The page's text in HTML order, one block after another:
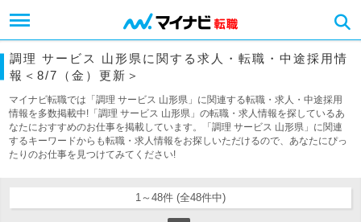
調理 サービス 山形県に関する求人・転職・中途採用情
報＜8/7（金）更新＞
マイナビ転職では「調理 サービス 山形県」に関連する転職・求人・中途採用
情報を多数掲載中!「調理 サービス 山形県」の転職・求人情報を探しているあ
なたにおすすめのお仕事を掲載しています。「調理 サービス 山形県」に関連
するキーワードからも転職・求人情報をお探しいただけるので、あなたにぴっ
たりのお仕事を見つけてみてください!
1～48件 (全48件中)